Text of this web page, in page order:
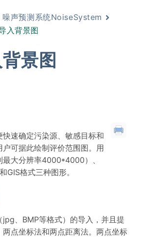
噪声预测系统NoiseSystem
入背景图
景图
速确定污染源、敏感目标和
可据此绘制评价范围图。用
最大分辨率4000*4000）、
GIS格式三种图形。
、BMP等格式）的导入，并且提
点坐标法和两点距离法。两点坐标